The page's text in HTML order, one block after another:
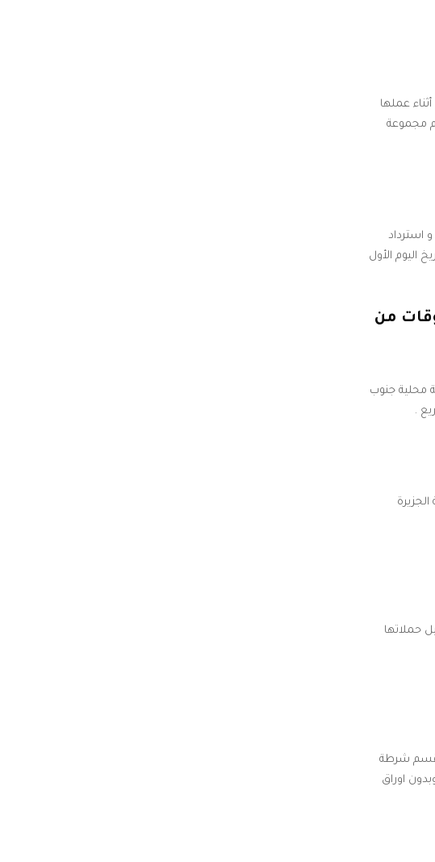
عملها
مجموعة
استرداد
اليوم الأول
من
محلية جنوب
.
حملاتها
قسم شرطة
بوكس موديل 2022 بدون لوحات وبدون اوراق